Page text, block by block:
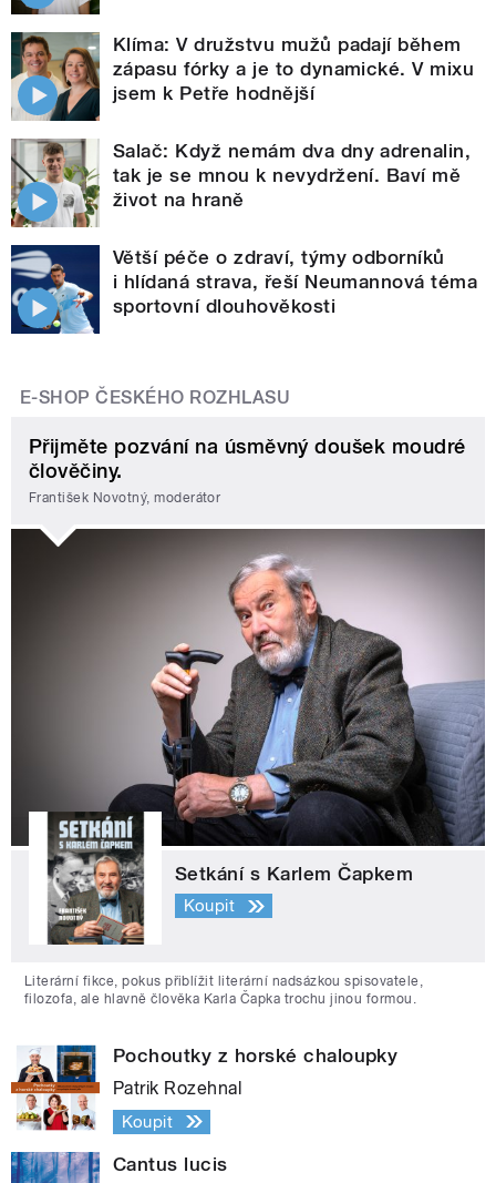
Klíma: V družstvu mužů padají během
zápasu fórky a je to dynamické. V mixu
jsem k Petře hodnější
Salač: Když nemám dva dny adrenalin,
tak je se mnou k nevydržení. Baví mě
život na hraně
Větší péče o zdraví, týmy odborníků
i hlídaná strava, řeší Neumannová téma
sportovní dlouhověkosti
E-SHOP ČESKÉHO ROZHLASU
Přijměte pozvání na úsměvný doušek moudré
člověčiny.
František Novotný, moderátor
Setkání s Karlem Čapkem
Koupit
Literární fikce, pokus přiblížit literární nadsázkou spisovatele,
filozofa, ale hlavně člověka Karla Čapka trochu jinou formou.
Pochoutky z horské chaloupky
Patrik Rozehnal
Koupit
Cantus lucis